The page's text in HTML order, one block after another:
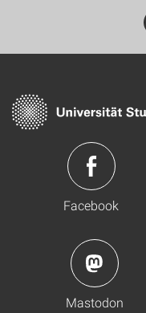
Facebook
Mastodon